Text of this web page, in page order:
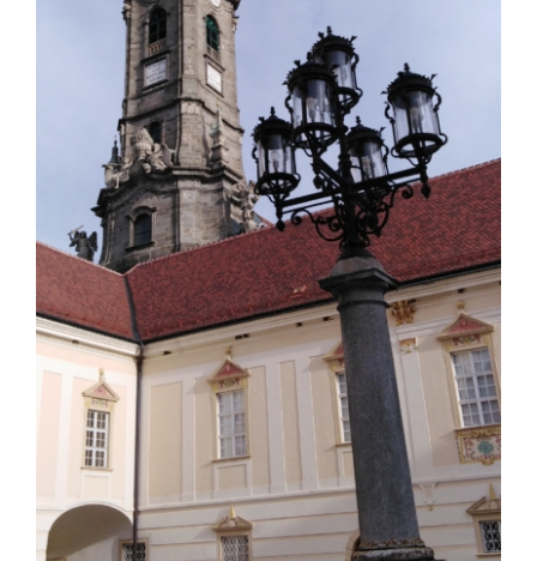
Informační centrum
Ke stažení na
Místo výuky
Kulinářské dědictví
Snadný jazyk
Čeština